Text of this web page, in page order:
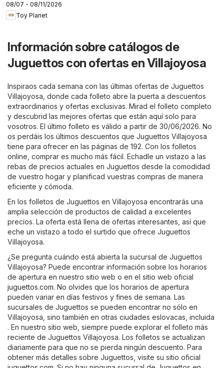
08/07 - 08/11/2026
Toy Planet
Información sobre catálogos de
Juguettos con ofertas en Villajoyosa
Inspiraos cada semana con las últimas ofertas de Juguettos
Villajoyosa, donde cada folleto abre la puerta a descuentos
extraordinarios y ofertas exclusivas. Mirad el folleto completo
y descubrid las mejores ofertas que están aquí solo para
vosotros. El último folleto es válido a partir de 30/06/2026. No
os perdáis los últimos descuentos que Juguettos Villajoyosa
tiene para ofrecer en las páginas de 192. Con los folletos
online, comprar es mucho más fácil. Echadle un vistazo a las
rebas de precios actuales en Juguettos desde la comodidad
de vuestro hogar y planificad vuestras compras de manera
eficiente y cómoda.
En los folletos de Juguettos en Villajoyosa encontrarás una
amplia selección de productos de calidad a excelentes
precios. La oferta está llena de ofertas interesantes, así que
eche un vistazo a todo el surtido que ofrece Juguettos
Villajoyosa.
¿Se pregunta cuándo está abierta la sucursal de Juguettos
Villajoyosa? Puede encontrar información sobre los horarios
de apertura en nuestro sitio web o en el sitio web oficial
juguettos.com. No olvides que los horarios de apertura
pueden variar en días festivos y fines de semana. Las
sucursales de Juguettos se pueden encontrar no sólo en
Villajoyosa, sino también en otras ciudades eslovacas, incluida
. En nuestro sitio web, siempre puede explorar el folleto más
reciente de Juguettos Villajoyosa. Los folletos se actualizan
diariamente para que no se pierda ningún descuento. Para
obtener más detalles sobre Juguettos, visite su sitio oficial